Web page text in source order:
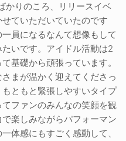
かりのころ、リリースイベ
ていただいていたのです
員になるなんて想像もして
いです。アイドル活動は2
基礎から頑張っています。
まが温かく迎えてくださっ
ともと緊張しやすいタイプ
ファンのみんなの笑顔を観
楽しみながらパフォーマン
体感にもすごく感動して、